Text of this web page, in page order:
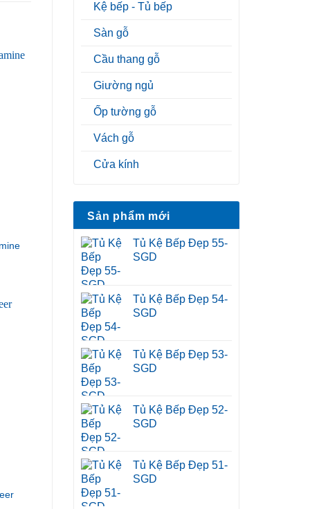
Kệ bếp - Tủ bếp
Sàn gỗ
Cầu thang gỗ
Giường ngủ
Ốp tường gỗ
Vách gỗ
Cửa kính
Sản phẩm mới
Tủ Kệ Bếp Đẹp 55-
SGD
Tủ Kệ Bếp Đẹp 54-
SGD
Tủ Kệ Bếp Đẹp 53-
SGD
Tủ Kệ Bếp Đẹp 52-
SGD
Tủ Kệ Bếp Đẹp 51-
SGD